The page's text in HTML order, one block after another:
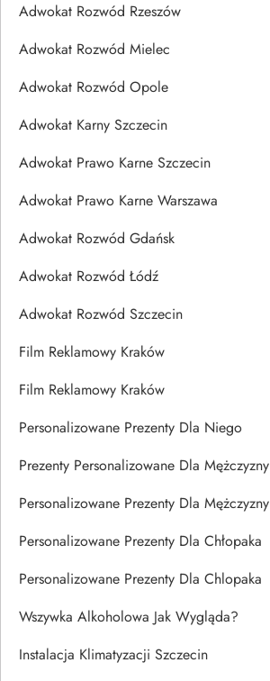
Adwokat Rozwód Rzeszów
Adwokat Rozwód Mielec
Adwokat Rozwód Opole
Adwokat Karny Szczecin
Adwokat Prawo Karne Szczecin
Adwokat Prawo Karne Warszawa
Adwokat Rozwód Gdańsk
Adwokat Rozwód Łódź
Adwokat Rozwód Szczecin
Film Reklamowy Kraków
Film Reklamowy Kraków
Personalizowane Prezenty Dla Niego
Prezenty Personalizowane Dla Mężczyzny
Personalizowane Prezenty Dla Mężczyzny
Personalizowane Prezenty Dla Chłopaka
Personalizowane Prezenty Dla Chlopaka
Wszywka Alkoholowa Jak Wygląda?
Instalacja Klimatyzacji Szczecin